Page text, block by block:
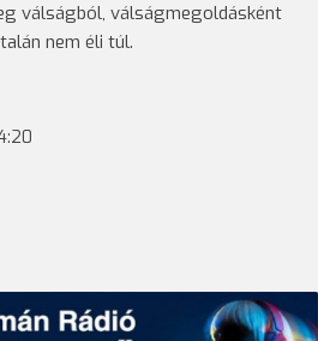
válságból, válságmegoldásként
nem éli túl.